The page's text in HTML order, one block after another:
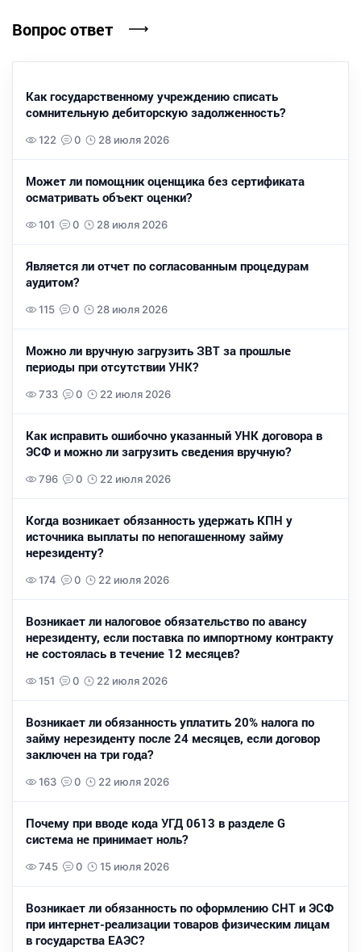
Вопрос ответ
Как государственному учреждению списать
сомнительную дебиторскую задолженность?
122 0 28 июля 2026
Может ли помощник оценщика без сертификата
осматривать объект оценки?
101 0 28 июля 2026
Является ли отчет по согласованным процедурам
аудитом?
115 0 28 июля 2026
Можно ли вручную загрузить ЗВТ за прошлые
периоды при отсутствии УНК?
733 0 22 июля 2026
Как исправить ошибочно указанный УНК договора в
ЭСФ и можно ли загрузить сведения вручную?
796 0 22 июля 2026
Когда возникает обязанность удержать КПН у
источника выплаты по непогашенному займу
нерезиденту?
174 0 22 июля 2026
Возникает ли налоговое обязательство по авансу
нерезиденту, если поставка по импортному контракту
не состоялась в течение 12 месяцев?
151 0 22 июля 2026
Возникает ли обязанность уплатить 20% налога по
займу нерезиденту после 24 месяцев, если договор
заключен на три года?
163 0 22 июля 2026
Почему при вводе кода УГД 0613 в разделе G
система не принимает ноль?
745 0 15 июля 2026
Возникает ли обязанность по оформлению СНТ и ЭСФ
при интернет-реализации товаров физическим лицам
в государства ЕАЭС?